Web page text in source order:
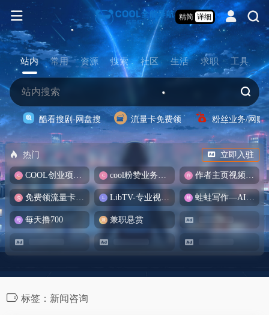
精简 详细
站内 常用 资源 搜索 社区 生活 求职 工具
酷看搜剧-网盘搜 流量卡免费领 粉丝业务/网赚/
热门 立即入驻
COOL创业项目商城 cool粉赞业务商城【爆粉引流】 作者主页视频批量提取
免费领流量卡-包邮 LibTV-专业视频创作工具 蛙蛙写作—AI智能写作助手
每天撸700 兼职悬赏
标签：新闻咨询